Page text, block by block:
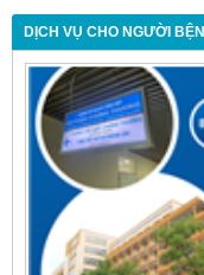
chậm
Nội soi
cho
DỊCH VỤ CHO NGƯỜI